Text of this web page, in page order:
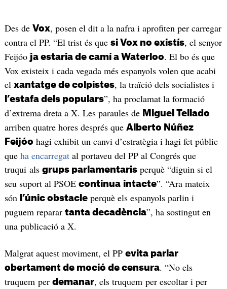
Des de Vox, posen el dit a la nafra i aprofiten per carregar
contra el PP. “El trist és que si Vox no existís, el senyor
Feijóo ja estaria de camí a Waterloo. El bo és que
Vox existeix i cada vegada més espanyols volen que acabi
el xantatge de colpistes, la traïció dels socialistes i
l’estafa dels populars”, ha proclamat la formació
d’extrema dreta a X. Les paraules de Miguel Tellado
arriben quatre hores després que Alberto Núñez
Feijóo hagi exhibit un canvi d’estratègia i hagi fet públic
que ha encarregatal portaveu del PP al Congrés que
truqui als grups parlamentarisperquè “diguin si el
seu suport al PSOE continua intacte”. “Ara mateix
són l’únic obstacleperquè els espanyols parlin i
puguem reparar tanta decadència”, ha sostingut en
una publicació a X.
Malgrat aquest moviment, el PP evita parlar
obertament de moció de censura. “No els
truquem per demanar, els truquem per escoltar i per